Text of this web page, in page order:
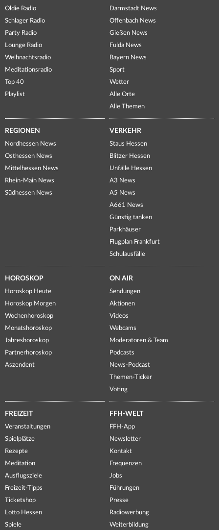
Oldie Radio
Schlager Radio
Party Radio
Lounge Radio
Weihnachtsradio
Meditationsradio
Top 40
Playlist
Darmstadt News
Offenbach News
Gießen News
Fulda News
Bayern News
Sport
Wetter
Alle Orte
Alle Themen
REGIONEN
Nordhessen News
Osthessen News
Mittelhessen News
Rhein-Main News
Südhessen News
VERKEHR
Staus Hessen
Blitzer Hessen
Unfälle Hessen
A3 News
A5 News
A661 News
Günstig tanken
Parkhäuser
Flugplan Frankfurt
Schulausfälle
HOROSKOP
Horoskop Heute
Horoskop Morgen
Wochenhoroskop
Monatshoroskop
Jahreshoroskop
Partnerhoroskop
Aszendent
ON AIR
Sendungen
Aktionen
Videos
Webcams
Moderatoren & Team
Podcasts
News-Podcast
Themen-Ticker
Voting
FREIZEIT
Veranstaltungen
Spielplätze
Rezepte
Meditation
Ausflugsziele
Freizeit-Tipps
Ticketshop
Lotto Hessen
Spiele
FFH-WELT
FFH-App
Newsletter
Kontakt
Frequenzen
Jobs
Führungen
Presse
Radiowerbung
Weiterbildung